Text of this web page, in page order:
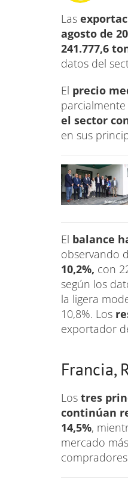
Las
agosto de
241.777,6
datos del
El precio
el sector
en sus
El balance
observando
10,2%, con
según los
la ligera
10,8%. Los
exportador
Francia,
Los tres
continúan
14,5%,
mercado